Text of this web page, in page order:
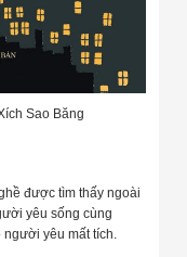
Sao Băng
được tìm thấy ngoài
yêu sống cùng
người yêu mất tích.